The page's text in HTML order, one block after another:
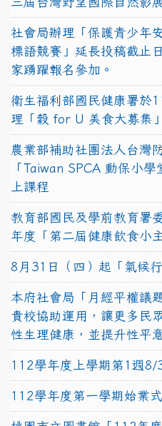
社會局辦理「保護青少年
標語競賽」延長投稿截止
家踴躍報名參加。
衛生福利部國民健康署於
理「穀 for U 美食大募集
農業部補助社團法人台灣
「Taiwan SPCA 動保小
上課程
教育部國民及學前教育署
年度「第二屆健康飲食小
8月31日（四）起「氣候
本府社會局「月經平權議
貴校協助運用，讓更多民
性生理健康，並提升性平
112學年度上學期第1週8/
112學年度第一學期始業